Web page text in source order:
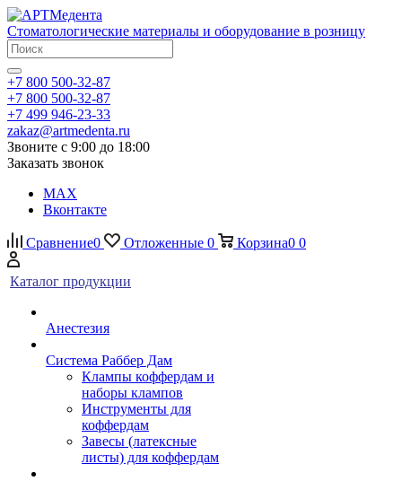
Стоматологические материалы и оборудование в розницу
+7 800 500-32-87
+7 800 500-32-87
+7 499 946-23-33
zakaz@artmedenta.ru
Звоните с 9:00 до 18:00
Заказать звонок
MAX
Вконтакте
Сравнение0 Отложенные 0 Корзина0 0
Каталог продукции
Анестезия
Система Раббер Дам
Клампы коффердам и
наборы клампов
Инструменты для
коффердам
Завесы (латексные
листы) для коффердам